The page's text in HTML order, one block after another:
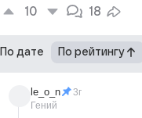
10 18
По дате По рейтингу
le_o_n
Гений
3г